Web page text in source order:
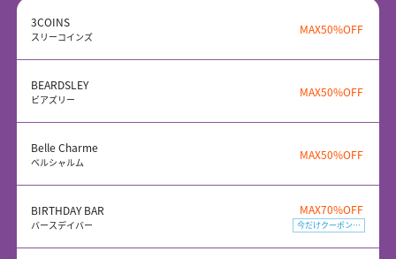
3COINS
スリーコインズ
MAX50%OFF
BEARDSLEY
ビアズリー
MAX50%OFF
Belle Charme
ベルシャルム
MAX50%OFF
BIRTHDAY BAR
バースデイバー
MAX70%OFF
今だけクーポン配布中